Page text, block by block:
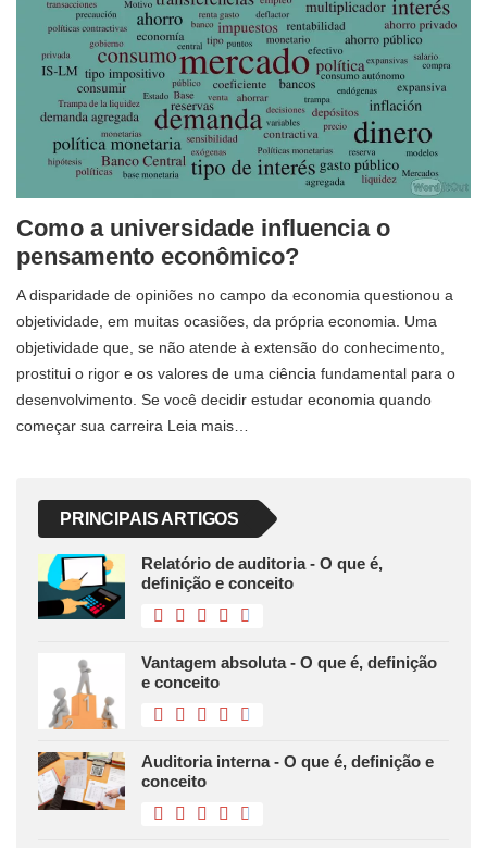
Como a universidade influencia o
pensamento econômico?
A disparidade de opiniões no campo da economia questionou a
objetividade, em muitas ocasiões, da própria economia. Uma
objetividade que, se não atende à extensão do conhecimento,
prostitui o rigor e os valores de uma ciência fundamental para o
desenvolvimento. Se você decidir estudar economia quando
começar sua carreira Leia mais…
PRINCIPAIS ARTIGOS
Relatório de auditoria - O que é,
definição e conceito
Vantagem absoluta - O que é, definição
e conceito
Auditoria interna - O que é, definição e
conceito